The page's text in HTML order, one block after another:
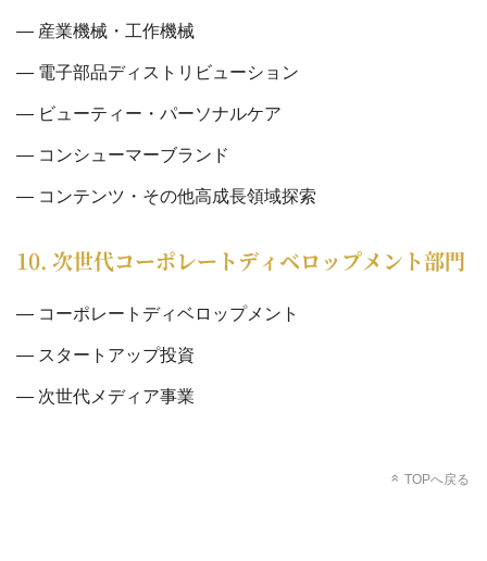
産業機械・工作機械
電子部品ディストリビューション
ビューティー・パーソナルケア
コンシューマーブランド
コンテンツ・その他高成長領域探索
10. 次世代コーポレートディベロップメント部門
コーポレートディベロップメント
スタートアップ投資
次世代メディア事業
TOPへ戻る